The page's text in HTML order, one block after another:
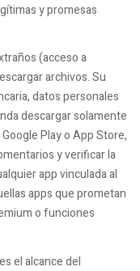
y promesas
(acceso a
archivos. Su
datos personales
descargar solamente
Play o App Store,
y verificar la
app vinculada al
apps que prometan
o funciones
el alcance del